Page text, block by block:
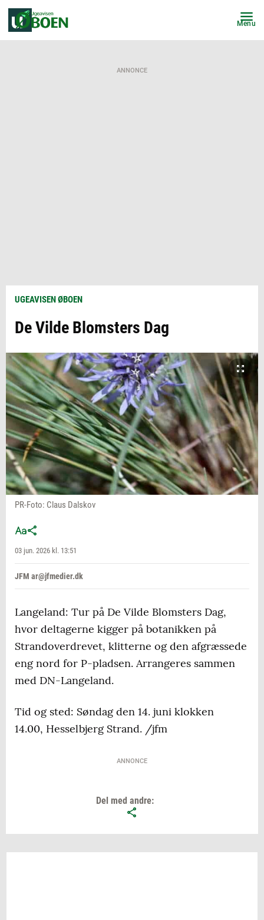
Menu
ANNONCE
UGEAVISEN ØBOEN
De Vilde Blomsters Dag
PR-Foto: Claus Dalskov
03 jun. 2026 kl. 13:51
JFM ar@jfmedier.dk
Langeland: Tur på De Vilde Blomsters Dag,
hvor deltagerne kigger på botanikken på
Strandoverdrevet, klitterne og den afgræssede
eng nord for P-pladsen. Arrangeres sammen
med DN-Langeland.
Tid og sted: Søndag den 14. juni klokken
14.00, Hesselbjerg Strand. /jfm
ANNONCE
Del med andre: